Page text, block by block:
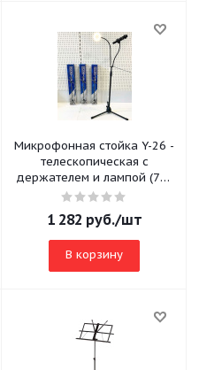
Микрофонная стойка Y-26 -
телескопическая с
держателем и лампой (75-
145см)
1 282 руб./шт
В корзину